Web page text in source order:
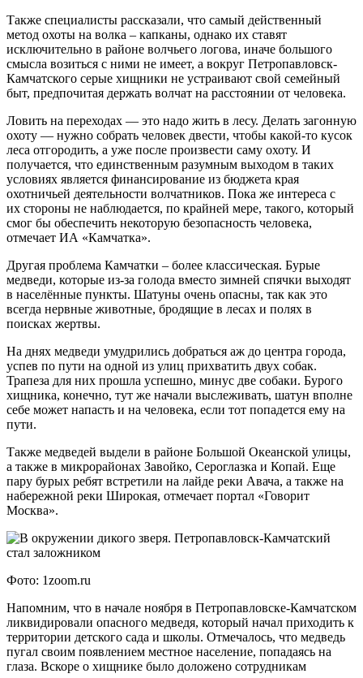
Также специалисты рассказали, что самый действенный
метод охоты на волка – капканы, однако их ставят
исключительно в районе волчьего логова, иначе большого
смысла возиться с ними не имеет, а вокруг Петропавловск-
Камчатского серые хищники не устраивают свой семейный
быт, предпочитая держать волчат на расстоянии от человека.
Ловить на переходах — это надо жить в лесу. Делать загонную
охоту — нужно собрать человек двести, чтобы какой-то кусок
леса отгородить, а уже после произвести саму охоту. И
получается, что единственным разумным выходом в таких
условиях является финансирование из бюджета края
охотничьей деятельности волчатников. Пока же интереса с
их стороны не наблюдается, по крайней мере, такого, который
смог бы обеспечить некоторую безопасность человека,
отмечает ИА «Камчатка».
Другая проблема Камчатки – более классическая. Бурые
медведи, которые из-за голода вместо зимней спячки выходят
в населённые пункты. Шатуны очень опасны, так как это
всегда нервные животные, бродящие в лесах и полях в
поисках жертвы.
На днях медведи умудрились добраться аж до центра города,
успев по пути на одной из улиц прихватить двух собак.
Трапеза для них прошла успешно, минус две собаки. Бурого
хищника, конечно, тут же начали выслеживать, шатун вполне
себе может напасть и на человека, если тот попадется ему на
пути.
Также медведей выдели в районе Большой Океанской улицы,
а также в микрорайонах Завойко, Сероглазка и Копай. Еще
пару бурых ребят встретили на лайде реки Авача, а также на
набережной реки Широкая, отмечает портал «Говорит
Москва».
Фото: 1zoom.ru
Напомним, что в начале ноября в Петропавловске-Камчатском
ликвидировали опасного медведя, который начал приходить к
территории детского сада и школы. Отмечалось, что медведь
пугал своим появлением местное население, попадаясь на
глаза. Вскоре о хищнике было доложено сотрудникам